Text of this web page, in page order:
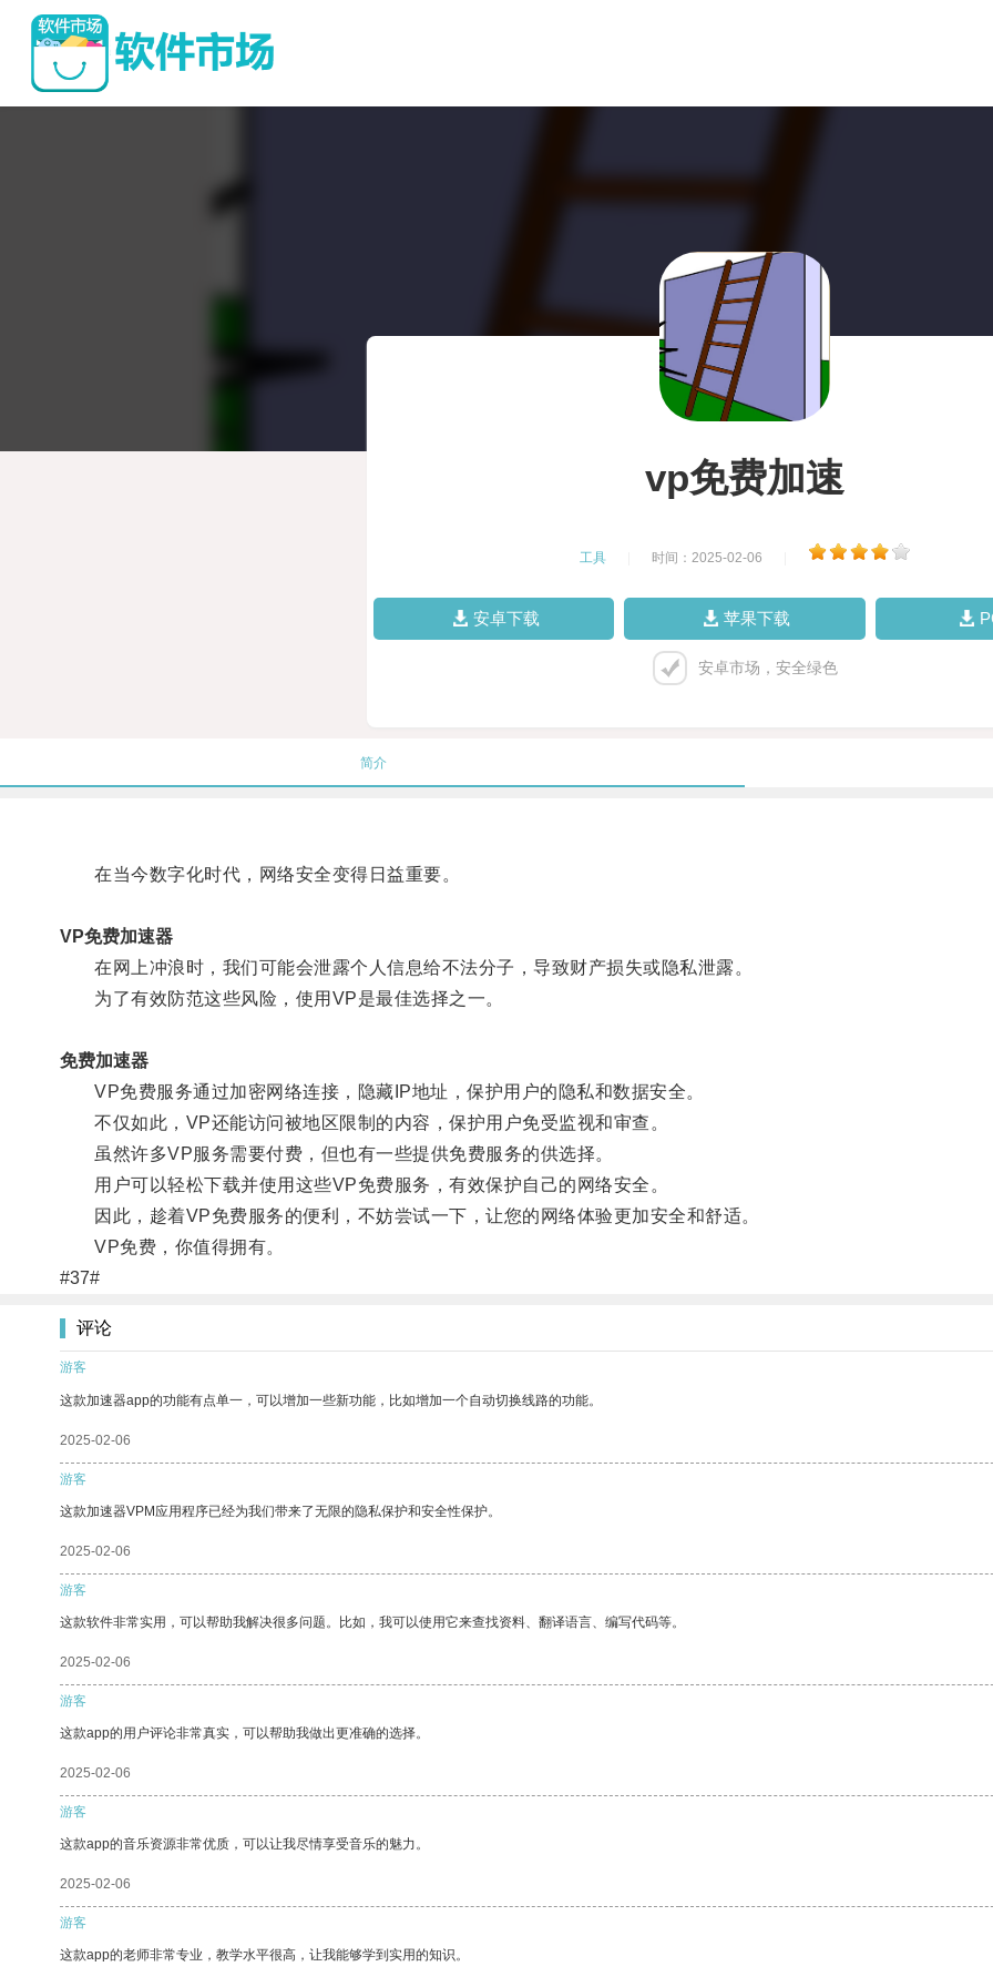
vp免费加速
工具 时间：2025-02-06
安卓下载 苹果下载
安卓市场，安全绿色
简介
在当今数字化时代，网络安全变得日益重要。
VP免费加速器
在网上冲浪时，我们可能会泄露个人信息给不法分子，导致财产损失或隐私泄露。
为了有效防范这些风险，使用VP是最佳选择之一。
免费加速器
VP免费服务通过加密网络连接，隐藏IP地址，保护用户的隐私和数据安全。
不仅如此，VP还能访问被地区限制的内容，保护用户免受监视和审查。
虽然许多VP服务需要付费，但也有一些提供免费服务的供选择。
用户可以轻松下载并使用这些VP免费服务，有效保护自己的网络安全。
因此，趁着VP免费服务的便利，不妨尝试一下，让您的网络体验更加安全和舒适。
VP免费，你值得拥有。
#37#
评论
游客
这款加速器app的功能有点单一，可以增加一些新功能，比如增加一个自动切换线路的功能。
2025-02-06
游客
这款加速器VPM应用程序已经为我们带来了无限的隐私保护和安全性保护。
2025-02-06
游客
这款软件非常实用，可以帮助我解决很多问题。比如，我可以使用它来查找资料、翻译语言、编写代码等。
2025-02-06
游客
这款app的用户评论非常真实，可以帮助我做出更准确的选择。
2025-02-06
游客
这款app的音乐资源非常优质，可以让我尽情享受音乐的魅力。
2025-02-06
游客
这款app的老师非常专业，教学水平很高，让我能够学到实用的知识。